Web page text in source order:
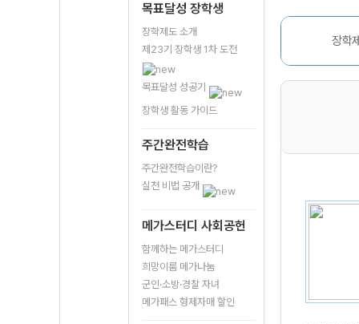
목표달성 장학생
장학제도 소개
제23기 장학생 1차 도전
목표달성 성공기
장학생 활동 가이드
주간완전학습
주간완전학습이란?
실천 비법 공개
메가스터디 사회공헌
함께하는 메가스터디
희망이룸 메가나눔
군인·소방·경찰 자녀
메가패스 형제자매 할인
장학